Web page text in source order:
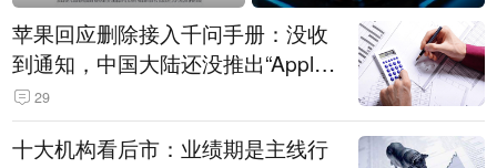
苹果回应删除接入千问手册：没收
到通知，中国大陆还没推出“Apple
智能使用千问”功能
29
十大机构看后市：业绩期是主线行